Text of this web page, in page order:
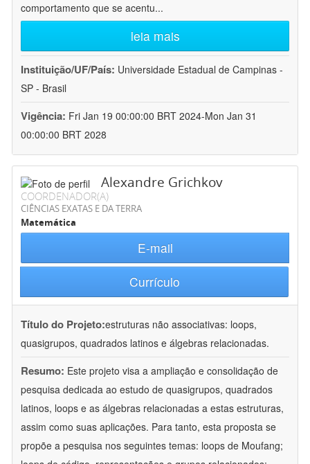
comportamento que se acentu...
leia mais
Instituição/UF/País: Universidade Estadual de Campinas -
SP - Brasil
Vigência: Fri Jan 19 00:00:00 BRT 2024-Mon Jan 31
00:00:00 BRT 2028
Alexandre Grichkov
COORDENADOR(A)
CIÊNCIAS EXATAS E DA TERRA
Matemática
E-mail
Currículo
Título do Projeto:estruturas não associativas: loops,
quasigrupos, quadrados latinos e álgebras relacionadas.
Resumo: Este projeto visa a ampliação e consolidação de
pesquisa dedicada ao estudo de quasigrupos, quadrados
latinos, loops e as álgebras relacionadas a estas estruturas,
assim como suas aplicações. Para tanto, esta proposta se
propõe a pesquisa nos seguintes temas: loops de Moufang;